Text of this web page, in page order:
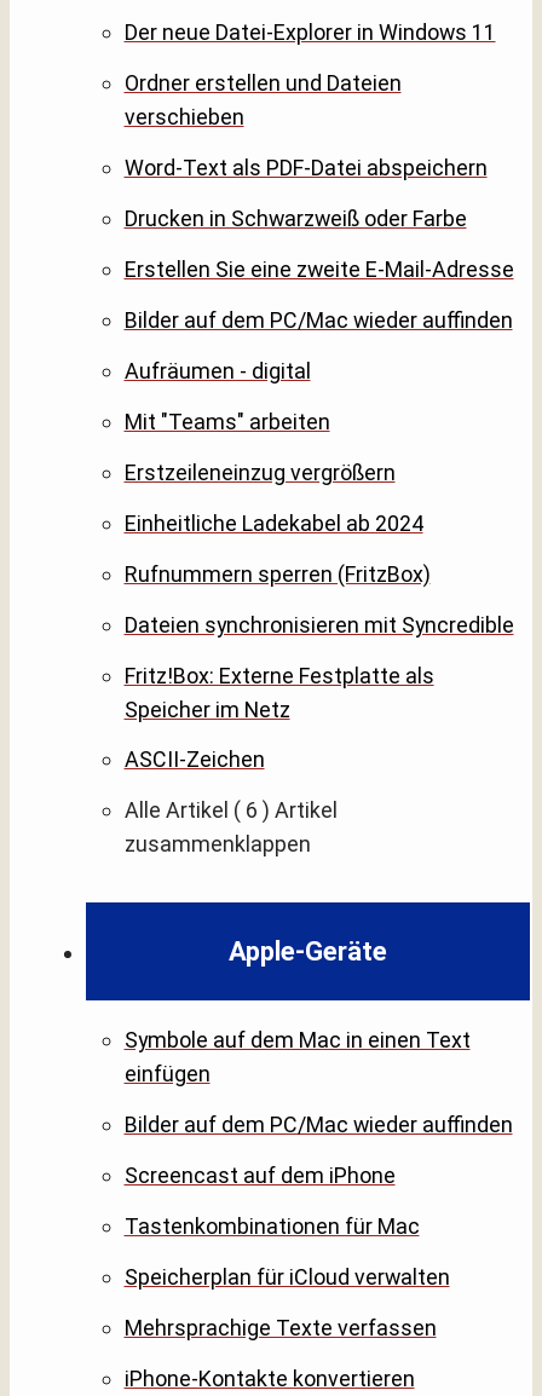
Der neue Datei-Explorer in Windows 11
Ordner erstellen und Dateien
verschieben
Word-Text als PDF-Datei abspeichern
Drucken in Schwarzweiß oder Farbe
Erstellen Sie eine zweite E-Mail-Adresse
Bilder auf dem PC/Mac wieder auffinden
Aufräumen - digital
Mit "Teams" arbeiten
Erstzeileneinzug vergrößern
Einheitliche Ladekabel ab 2024
Rufnummern sperren (FritzBox)
Dateien synchronisieren mit Syncredible
Fritz!Box: Externe Festplatte als
Speicher im Netz
ASCII-Zeichen
Alle Artikel ( 6 ) Artikel
zusammenklappen
Apple-Geräte
Symbole auf dem Mac in einen Text
einfügen
Bilder auf dem PC/Mac wieder auffinden
Screencast auf dem iPhone
Tastenkombinationen für Mac
Speicherplan für iCloud verwalten
Mehrsprachige Texte verfassen
iPhone-Kontakte konvertieren